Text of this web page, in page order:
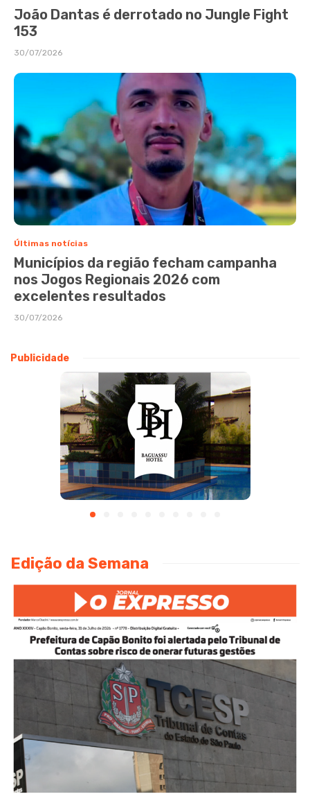
João Dantas é derrotado no Jungle Fight
153
30/07/2026
Últimas notícias
Municípios da região fecham campanha
nos Jogos Regionais 2026 com
excelentes resultados
30/07/2026
Publicidade
Edição da Semana